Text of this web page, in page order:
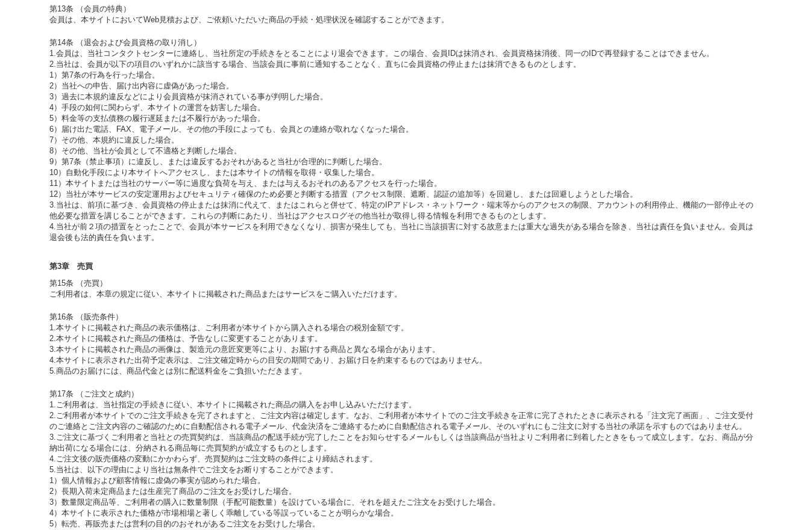
第13条 （会員の特典）
会員は、本サイトにおいてWeb見積および、ご依頼いただいた商品の手続・処理状況を確認することができます。
第14条 （退会および会員資格の取り消し）
1.会員は、当社コンタクトセンターに連絡し、当社所定の手続きをとることにより退会できます。この場合、会員IDは抹消され、会員資格抹消後、同一のIDで再登録することはできません。
2.当社は、会員が以下の項目のいずれかに該当する場合、当該会員に事前に通知することなく、直ちに会員資格の停止または抹消できるものとします。
1）第7条の行為を行った場合。
2）当社への申告、届け出内容に虚偽があった場合。
3）過去に本規約違反などにより会員資格が抹消されている事が判明した場合。
4）手段の如何に関わらず、本サイトの運営を妨害した場合。
5）料金等の支払債務の履行遅延または不履行があった場合。
6）届け出た電話、FAX、電子メール、その他の手段によっても、会員との連絡が取れなくなった場合。
7）その他、本規約に違反した場合。
8）その他、当社が会員として不適格と判断した場合。
9）第7条（禁止事項）に違反し、または違反するおそれがあると当社が合理的に判断した場合。
10）自動化手段により本サイトへアクセスし、または本サイトの情報を取得・収集した場合。
11）本サイトまたは当社のサーバー等に過度な負荷を与え、または与えるおそれのあるアクセスを行った場合。
12）当社が本サービスの安定運用およびセキュリティ確保のため必要と判断する措置（アクセス制限、遮断、認証の追加等）を回避し、または回避しようとした場合。
3.当社は、前項に基づき、会員資格の停止または抹消に代えて、またはこれらと併せて、特定のIPアドレス・ネットワーク・端末等からのアクセスの制限、アカウントの利用停止、機能の一部停止その
他必要な措置を講じることができます。これらの判断にあたり、当社はアクセスログその他当社が取得し得る情報を利用できるものとします。
4.当社が前２項の措置をとったことで、会員が本サービスを利用できなくなり、損害が発生しても、当社に当該損害に対する故意または重大な過失がある場合を除き、当社は責任を負いません。会員は
退会後も法的責任を負います。
第3章 売買
第15条 （売買）
ご利用者は、本章の規定に従い、本サイトに掲載された商品またはサービスをご購入いただけます。
第16条 （販売条件）
1.本サイトに掲載された商品の表示価格は、ご利用者が本サイトから購入される場合の税別金額です。
2.本サイトに掲載された商品の価格は、予告なしに変更することがあります。
3.本サイトに掲載された商品の画像は、製造元の意匠変更等により、お届けする商品と異なる場合があります。
4.本サイトに表示された出荷予定表示は、ご注文確定時からの目安の期間であり、お届け日を約束するものではありません。
5.商品のお届けには、商品代金とは別に配送料金をご負担いただきます。
第17条 （ご注文と成約）
1.ご利用者は、当社指定の手続きに従い、本サイトに掲載された商品の購入をお申し込みいただけます。
2.ご利用者が本サイトでのご注文手続きを完了されますと、ご注文内容は確定します。なお、ご利用者が本サイトでのご注文手続きを正常に完了されたときに表示される「注文完了画面」、ご注文受付
のご連絡とご注文内容のご確認のために自動配信される電子メール、代金決済をご連絡するために自動配信される電子メール、そのいずれにもご注文に対する当社の承諾を示すものではありません。
3.ご注文に基づくご利用者と当社との売買契約は、当該商品の配送手続が完了したことをお知らせするメールもしくは当該商品が当社よりご利用者に到着したときをもって成立します。なお、商品が分
納出荷になる場合には、分納される商品毎に売買契約が成立するものとします。
4.ご注文後の販売価格の変動にかかわらず、売買契約はご注文時の条件により締結されます。
5.当社は、以下の理由により当社は無条件でご注文をお断りすることができます。
1）個人情報および顧客情報に虚偽の事実が認められた場合。
2）長期入荷未定商品または生産完了商品のご注文をお受けした場合。
3）数量限定商品等、ご利用者の購入に数量制限（手配可能数量）を設けている場合に、それを超えたご注文をお受けした場合。
4）本サイトに表示された価格が市場相場と著しく乖離している等誤っていることが明らかな場合。
5）転売、再販売または営利の目的のおそれがあるご注文をお受けした場合。